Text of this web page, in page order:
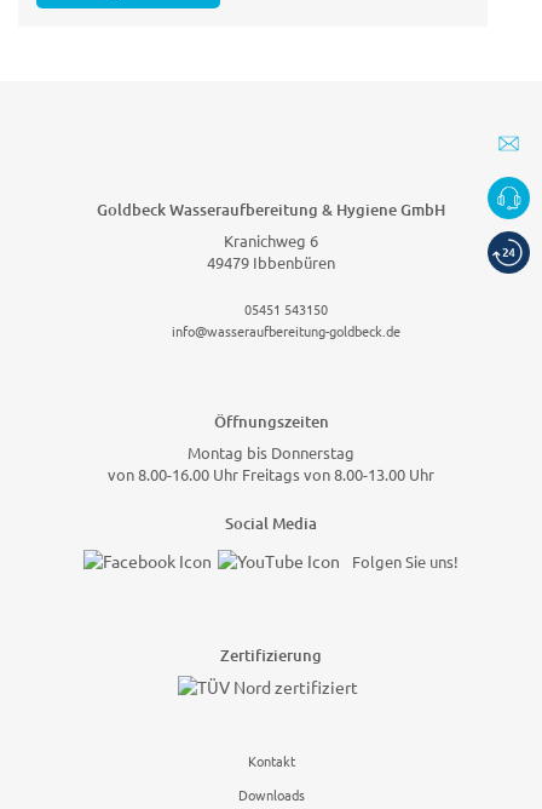
Goldbeck Wasseraufbereitung & Hygiene GmbH
Kranichweg 6
49479 Ibbenbüren
05451 543150
info@wasseraufbereitung-goldbeck.de
Öffnungszeiten
Montag bis Donnerstag
von 8.00-16.00 Uhr Freitags von 8.00-13.00 Uhr
Social Media
Folgen Sie uns!
Zertifizierung
Kontakt
Downloads